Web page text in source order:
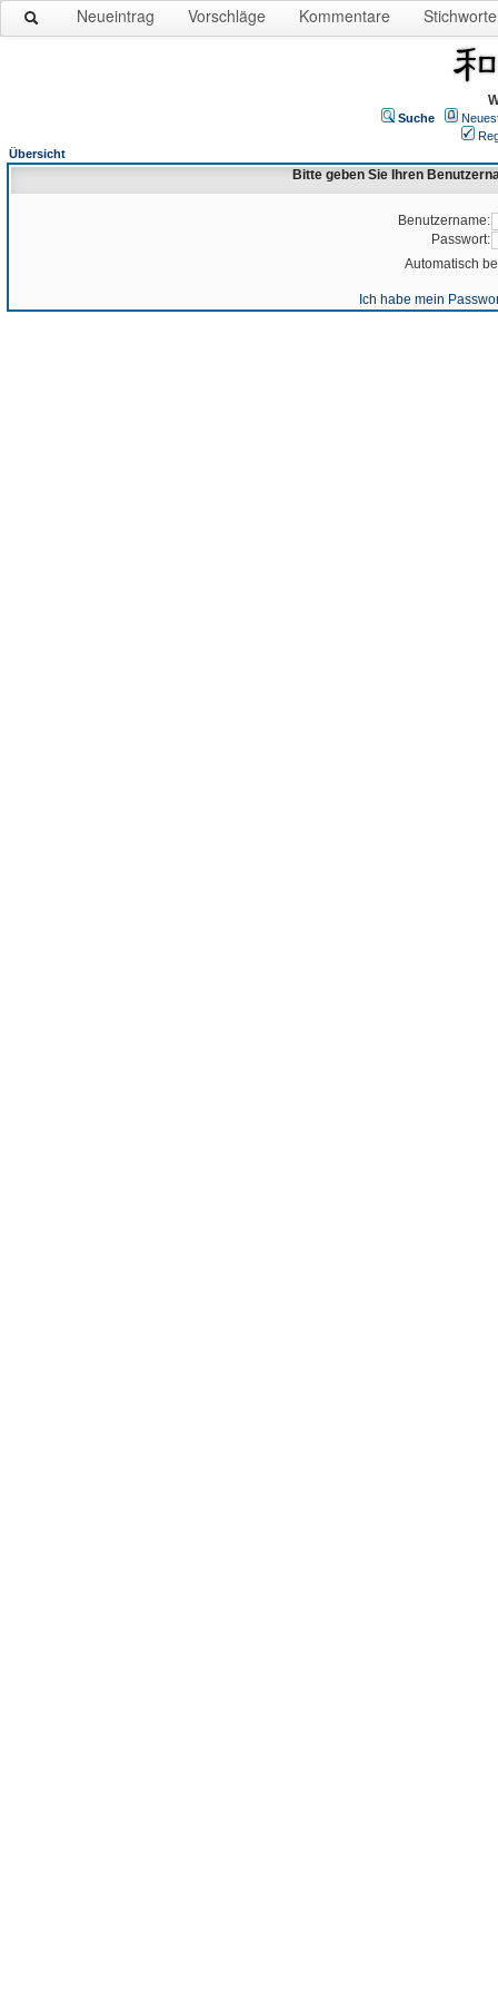
Neueintrag Vorschläge Kommentare Stichworte
Suche
Übersicht
Bitte geben Sie Ihren
Benutzername:
Passwort:
Automatisch
Ich habe mein